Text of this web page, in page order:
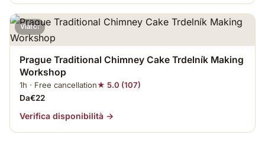
Viator
Prague Traditional Chimney Cake Trdelník Making
Workshop
1h · Free cancellation★ 5.0 (107)
Da€22
Verifica disponibilità →